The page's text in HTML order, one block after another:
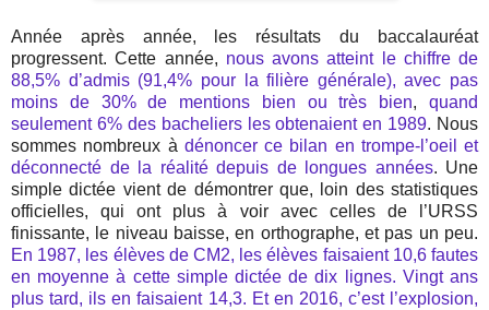
Année après année, les résultats du baccalauréat
progressent. Cette année, nous avons atteint le chiffre de
88,5% d’admis (91,4% pour la filière générale), avec pas
moins de 30% de mentions bien ou très bien,quand
seulement 6% des bacheliers les obtenaient en 1989. Nous
sommes nombreux à dénoncer ce bilan en trompe-l’oeil et
déconnecté de la réalité depuis de longues années. Une
simple dictée vient de démontrer que, loin des statistiques
officielles, qui ont plus à voir avec celles de l’URSS
finissante, le niveau baisse, en orthographe, et pas un peu.
En 1987, les élèves de CM2, les élèves faisaient 10,6 fautes
en moyenne à cette simple dictée de dix lignes. Vingt ans
plus tard, ils en faisaient 14,3. Et en 2016, c’est l’explosion,